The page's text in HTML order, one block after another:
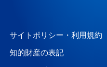
サイトポリシー・利用規約
知的財産の表記